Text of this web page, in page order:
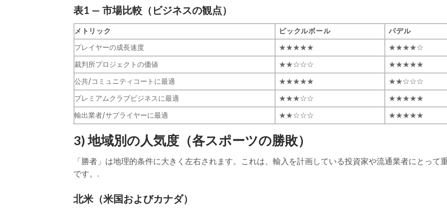
表1 — 市場比較（ビジネスの観点）
メトリック ピックルボール
パデル
プレイヤーの成長速度
★★★★★
★★★★☆
裁判所プロジェクトの価値
★★☆☆☆
★★★★★
公共/コミュニティコートに最適
★★★★★
★★☆☆☆
プレミアムクラブビジネスに最適
★★★☆☆
★★★★★
輸出業者/サプライヤーに最適
★★☆☆☆ ★★★★★
3) 地域別の人気度（各スポーツの勝敗）
「勝者」は地理的条件に大きく左右されます。これは、輸入を計画している投資家や流通業者にとって
です。.
北米（米国およびカナダ）